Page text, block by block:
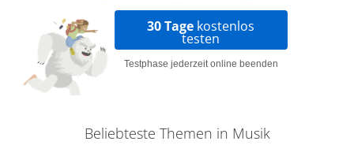
30 Tage kostenlos
testen
Testphase jederzeit online beenden
Beliebteste Themen in Musik